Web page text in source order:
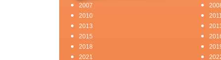
2007
2010
2013
2015
2018
2021